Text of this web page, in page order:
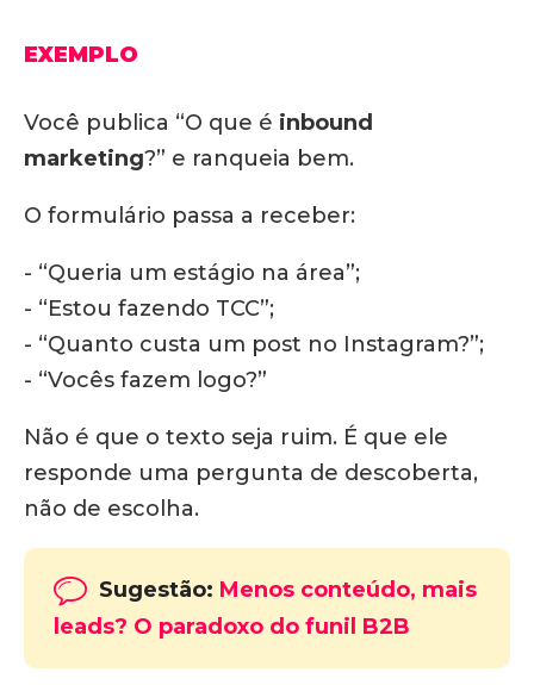
EXEMPLO
Você publica “O que é inbound
marketing?” e ranqueia bem.
O formulário passa a receber:
- “Queria um estágio na área”;
- “Estou fazendo TCC”;
- “Quanto custa um post no Instagram?”;
- “Vocês fazem logo?”
Não é que o texto seja ruim. É que ele
responde uma pergunta de descoberta,
não de escolha.
Sugestão: Menos conteúdo, mais
leads? O paradoxo do funil B2B